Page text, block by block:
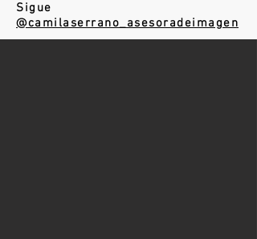
Sigue
@camilaserrano_asesoradeimagen